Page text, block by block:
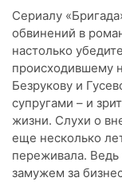
Сериалу
обвинений в
настолько
происходившему
Безрукову и
супругами – и
жизни. Слухи о
еще несколько
переживала. Ведь
замужем за